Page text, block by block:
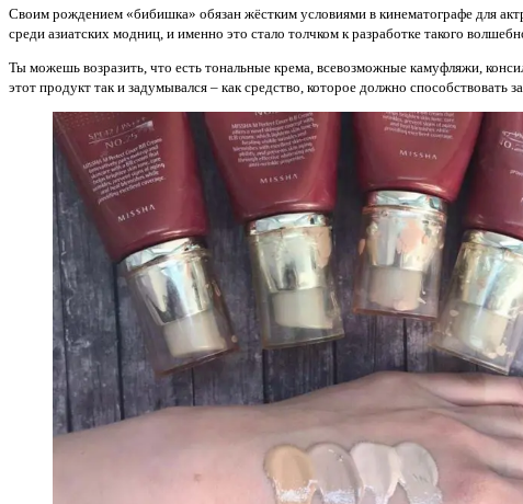
Своим рождением «бибишка» обязан жёстким условиями в кинематографе для
среди азиатских модниц, и именно это стало толчком к разработке такого
Ты можешь возразить, что есть тональные крема, всевозможные камуфляжи,
этот продукт так и задумывался – как средство, которое должно способствовать